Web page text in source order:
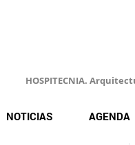
HOSPITECNIA.
NOTICIAS AGENDA